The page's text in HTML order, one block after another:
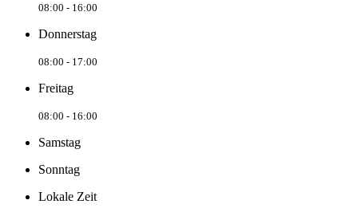
08:00 - 16:00
Donnerstag
08:00 - 17:00
Freitag
08:00 - 16:00
Samstag
Sonntag
Lokale Zeit